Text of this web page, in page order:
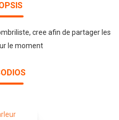
cree afin de partager les
le moment